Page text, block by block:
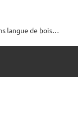
langue de bois…